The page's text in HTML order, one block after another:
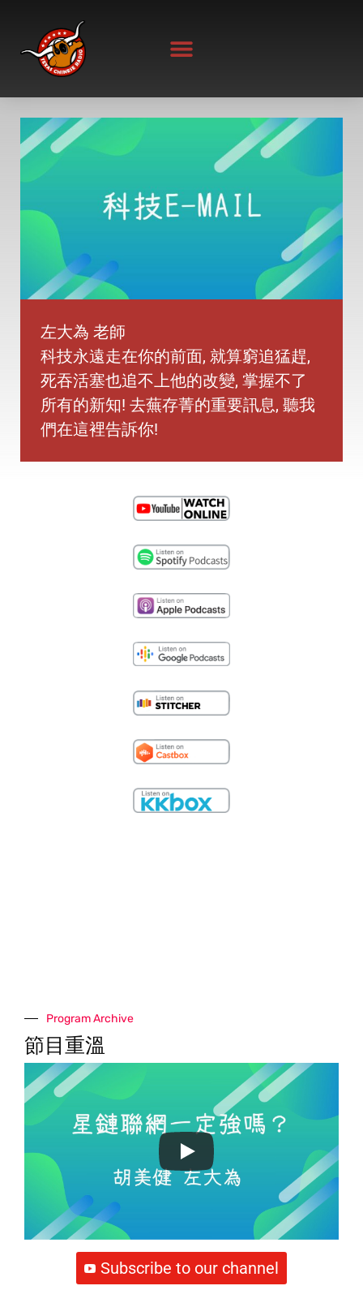
content
左大為 老師
科技永遠走在你的前面, 就算窮追猛趕,
死吞活塞也追不上他的改變, 掌握不了
所有的新知! 去蕪存菁的重要訊息, 聽我
們在這裡告訴你!
Program Archive
節目重溫
Subscribe to our channel